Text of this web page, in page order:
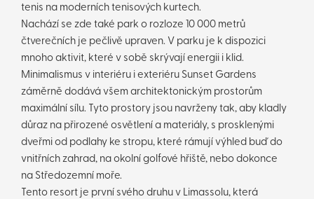
tenis na moderních tenisových kurtech.
Nachází se zde také park o rozloze 10 000 metrů
čtverečních je pečlivě upraven. V parku je k dispozici
mnoho aktivit, které v sobě skrývají energii i klid.
Minimalismus v interiéru i exteriéru Sunset Gardens
záměrně dodává všem architektonickým prostorům
maximální sílu. Tyto prostory jsou navrženy tak, aby kladly
důraz na přirozené osvětlení a materiály, s prosklenými
dveřmi od podlahy ke stropu, které rámují výhled buď do
vnitřních zahrad, na okolní golfové hřiště, nebo dokonce
na Středozemní moře.
Tento resort je první svého druhu v Limassolu, která